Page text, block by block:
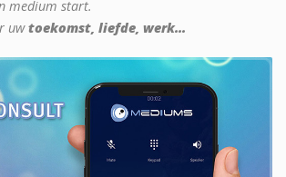
medium start.
uwtoekomst, liefde, werk...